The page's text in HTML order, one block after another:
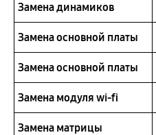
Замена динамиков
Замена основной платы
Замена основной платы
Замена модуля wi-fi
Замена матрицы